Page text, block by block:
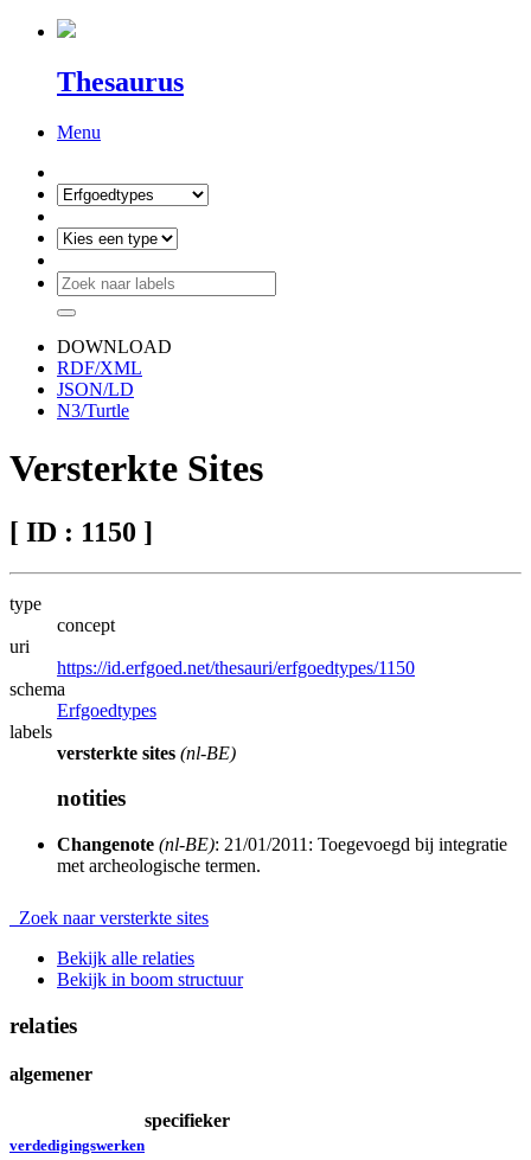
Thesaurus
Menu
DOWNLOAD
RDF/XML
JSON/LD
N3/Turtle
Versterkte Sites
[ ID : 1150 ]
type
concept
uri
https://id.erfgoed.net/thesauri/erfgoedtypes/1150
schema
Erfgoedtypes
labels
versterkte sites (nl-BE)
notities
Changenote (nl-BE): 21/01/2011: Toegevoegd bij integratie
met archeologische termen.
Zoek naar versterkte sites
Bekijk alle relaties
Bekijk in boom structuur
relaties
algemener
verdedigingswerken
specifieker